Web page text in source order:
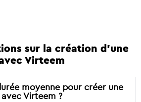
sur la création d’une
Virteem
moyenne pour créer une
Virteem ?